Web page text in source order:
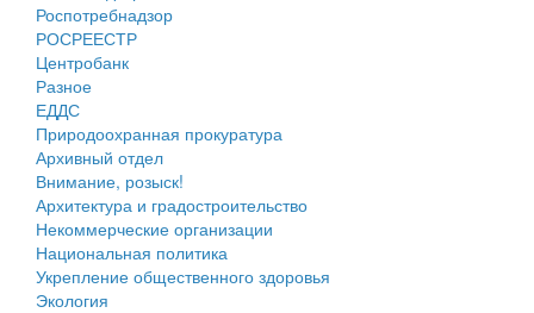
Собрание депутатов
Городское поселение
Сельские поселения
Роспотребнадзор
РОСРЕЕСТР
Центробанк
Разное
ЕДДС
Природоохранная прокуратура
Архивный отдел
Внимание, розыск!
Архитектура и градостроительство
Некоммерческие организации
Национальная политика
Укрепление общественного здоровья
Экология